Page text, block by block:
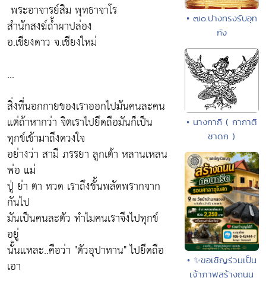
พระอาจารย์สิม พุทธาจาโร
สำนักสงฆ์ถ้ำผาปล่อง
อ.เชียงดาว จ.เชียงใหม่
...
สิ่งที่นอกกายของเราออกไปมันคนละคน
แต่ถ้าหากว่า จิตเราไปยึดถือมันก็เป็น
ทุกข์เข้ามาถึงดวงใจ
อย่างว่า สามี ภรรยา ลูกเต้า หลานเหลน
พ่อ แม่
ปู่ ย่า ตา ทวด เราถึงขั้นพลัดพรากจาก
กันไป
มันเป็นคนละตัว ทำไมคนเราจึงไปทุกข์
อยู่
นั้นแหละ..คือว่า "ตัวอุปาทาน" ไปยึดถือ
เอา
• ๗๐.ปางทรงรับอุท
กัง
• นางกากี ( กากาติ
ชาดก )
• ✨ขอเชิญร่วมเป็น
เจ้าภาพสร้างถนน